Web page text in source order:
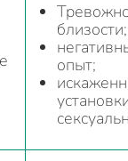
близости;
опыт;